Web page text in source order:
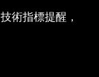
術指標提醒，